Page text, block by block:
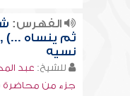
الفهرس:
ثم ينساه ...)
نسيه
للشيخ: عبد
جزء من محاضرة (